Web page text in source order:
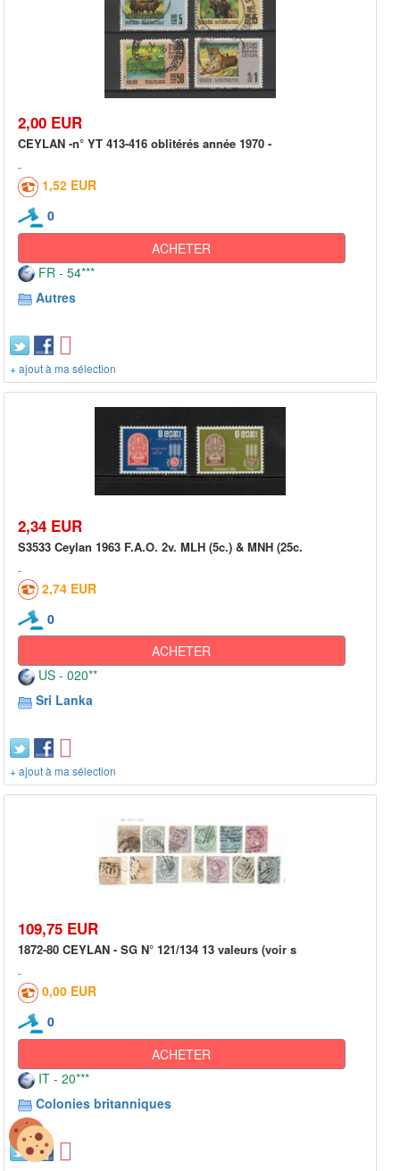
2,00 EUR
CEYLAN -n° YT 413-416 oblitérés année 1970 -
1,52 EUR
0
ACHETER
FR - 54***
Autres
+ ajout à ma sélection
2,34 EUR
S3533 Ceylan 1963 F.A.O. 2v. MLH (5c.) & MNH (25c.
2,74 EUR
0
ACHETER
US - 020**
Sri Lanka
+ ajout à ma sélection
109,75 EUR
1872-80 CEYLAN - SG N° 121/134 13 valeurs (voir s
0,00 EUR
0
ACHETER
IT - 20***
Colonies britanniques